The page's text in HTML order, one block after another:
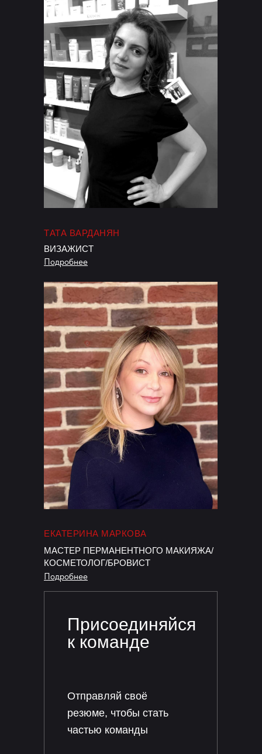
ЕКАТЕРИНА МАРКОВА
МАСТЕР ПЕРМАНЕНТНОГО МАКИЯЖА/
КОСМЕТОЛОГ/БРОВИСТ
Присоединяйся
к команде
Отправляй своё
резюме, чтобы стать
частью команды
ТАТА ВАРДАНЯН
ВИЗАЖИСТ
Подробнее
Подробнее